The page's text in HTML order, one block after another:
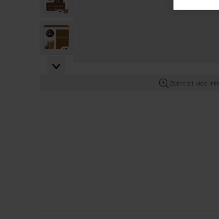
View larger image
View larger image
Zobrazit více